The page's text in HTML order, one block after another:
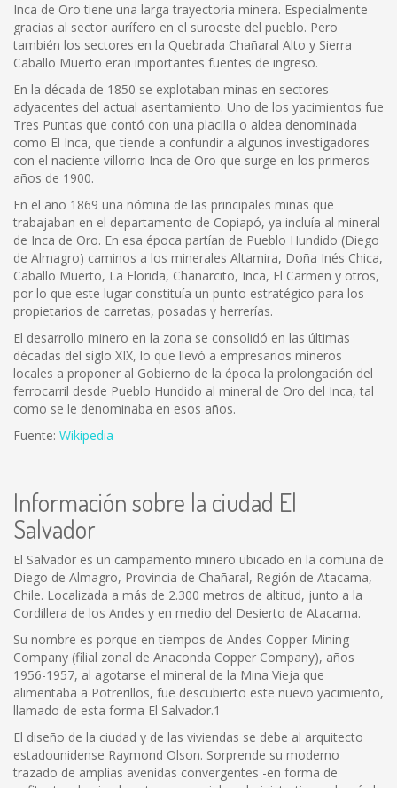
Inca de Oro tiene una larga trayectoria minera. Especialmente
gracias al sector aurífero en el suroeste del pueblo. Pero
también los sectores en la Quebrada Chañaral Alto y Sierra
Caballo Muerto eran importantes fuentes de ingreso.
En la década de 1850 se explotaban minas en sectores
adyacentes del actual asentamiento. Uno de los yacimientos fue
Tres Puntas que contó con una placilla o aldea denominada
como El Inca, que tiende a confundir a algunos investigadores
con el naciente villorrio Inca de Oro que surge en los primeros
años de 1900.
En el año 1869 una nómina de las principales minas que
trabajaban en el departamento de Copiapó, ya incluía al mineral
de Inca de Oro. En esa época partían de Pueblo Hundido (Diego
de Almagro) caminos a los minerales Altamira, Doña Inés Chica,
Caballo Muerto, La Florida, Chañarcito, Inca, El Carmen y otros,
por lo que este lugar constituía un punto estratégico para los
propietarios de carretas, posadas y herrerías.
El desarrollo minero en la zona se consolidó en las últimas
décadas del siglo XIX, lo que llevó a empresarios mineros
locales a proponer al Gobierno de la época la prolongación del
ferrocarril desde Pueblo Hundido al mineral de Oro del Inca, tal
como se le denominaba en esos años.
Fuente: Wikipedia
Información sobre la ciudad El
Salvador
El Salvador es un campamento minero ubicado en la comuna de
Diego de Almagro, Provincia de Chañaral, Región de Atacama,
Chile. Localizada a más de 2.300 metros de altitud, junto a la
Cordillera de los Andes y en medio del Desierto de Atacama.
Su nombre es porque en tiempos de Andes Copper Mining
Company (filial zonal de Anaconda Copper Company), años
1956-1957, al agotarse el mineral de la Mina Vieja que
alimentaba a Potrerillos, fue descubierto este nuevo yacimiento,
llamado de esta forma El Salvador.1
El diseño de la ciudad y de las viviendas se debe al arquitecto
estadounidense Raymond Olson. Sorprende su moderno
trazado de amplias avenidas convergentes -en forma de